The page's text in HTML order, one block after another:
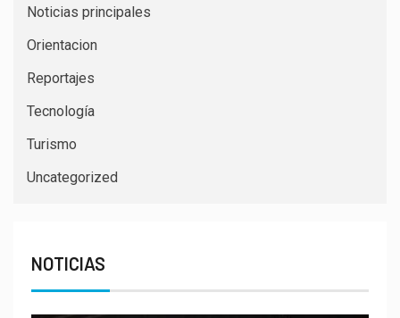
Noticias principales
Orientacion
Reportajes
Tecnología
Turismo
Uncategorized
NOTICIAS